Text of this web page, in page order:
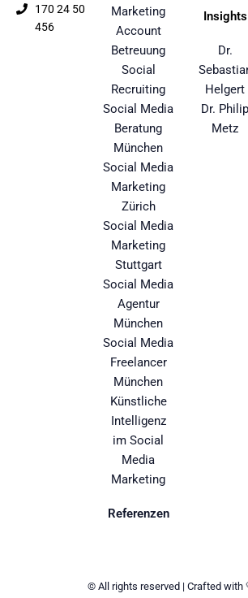
170 24 50
456
Marketing
Account
Betreuung
Social
Recruiting
Social Media
Beratung
München
Social Media
Marketing
Zürich
Social Media
Marketing
Stuttgart
Social Media
Agentur
München
Social Media
Freelancer
München
Künstliche
Intelligenz
im Social
Media
Marketing
Referenzen
Insights
Dr.
Helgert
Dr. Philip
Metz
© All rights reserved | Crafted with